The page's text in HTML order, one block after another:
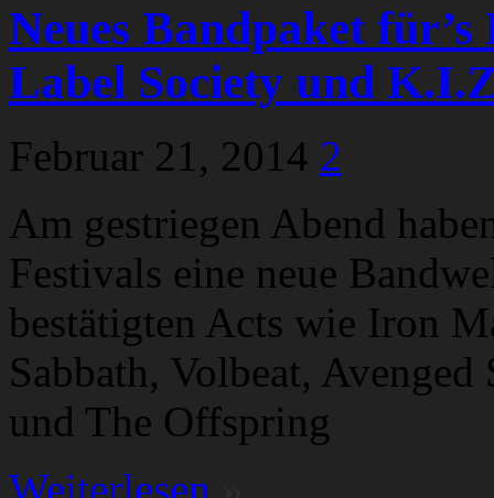
Neues Bandpaket
Label Society und
Februar 21, 2014 2
Am gestriegen Abend
Festivals eine neue
bestätigten Acts wie Iron
Sabbath, Volbeat,
und The Offspring
Weiterlesen